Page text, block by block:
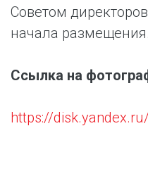
Советом
начала размещения.
Ссылка на
https://